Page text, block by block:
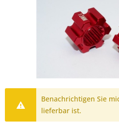
Benachrichtigen Sie
lieferbar ist.